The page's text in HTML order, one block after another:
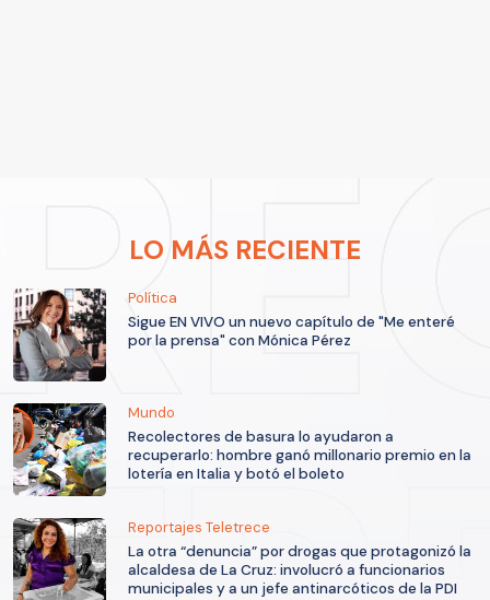
LO MÁS RECIENTE
Política
Sigue EN VIVO un nuevo capítulo de "Me enteré
por la prensa" con Mónica Pérez
Mundo
Recolectores de basura lo ayudaron a
recuperarlo: hombre ganó millonario premio en la
lotería en Italia y botó el boleto
Reportajes Teletrece
La otra “denuncia” por drogas que protagonizó la
alcaldesa de La Cruz: involucró a funcionarios
municipales y a un jefe antinarcóticos de la PDI